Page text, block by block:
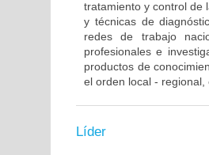
tratamiento y control de
y técnicas de
redes de trabajo
profesionales e
productos de
el orden local -
Líder